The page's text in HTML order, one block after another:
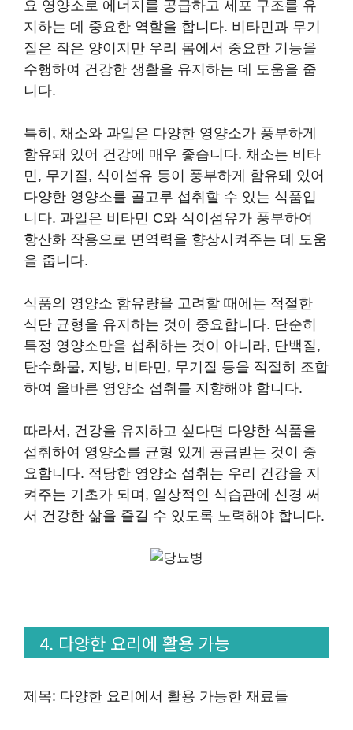
요 영양소로 에너지를 공급하고 세포 구조를 유
지하는 데 중요한 역할을 합니다. 비타민과 무기
질은 작은 양이지만 우리 몸에서 중요한 기능을
수행하여 건강한 생활을 유지하는 데 도움을 줍
니다.
특히, 채소와 과일은 다양한 영양소가 풍부하게
함유돼 있어 건강에 매우 좋습니다. 채소는 비타
민, 무기질, 식이섬유 등이 풍부하게 함유돼 있어
다양한 영양소를 골고루 섭취할 수 있는 식품입
니다. 과일은 비타민 C와 식이섬유가 풍부하여
항산화 작용으로 면역력을 향상시켜주는 데 도움
을 줍니다.
식품의 영양소 함유량을 고려할 때에는 적절한
식단 균형을 유지하는 것이 중요합니다. 단순히
특정 영양소만을 섭취하는 것이 아니라, 단백질,
탄수화물, 지방, 비타민, 무기질 등을 적절히 조합
하여 올바른 영양소 섭취를 지향해야 합니다.
따라서, 건강을 유지하고 싶다면 다양한 식품을
섭취하여 영양소를 균형 있게 공급받는 것이 중
요합니다. 적당한 영양소 섭취는 우리 건강을 지
켜주는 기초가 되며, 일상적인 식습관에 신경 써
서 건강한 삶을 즐길 수 있도록 노력해야 합니다.
4. 다양한 요리에 활용 가능
제목: 다양한 요리에서 활용 가능한 재료들